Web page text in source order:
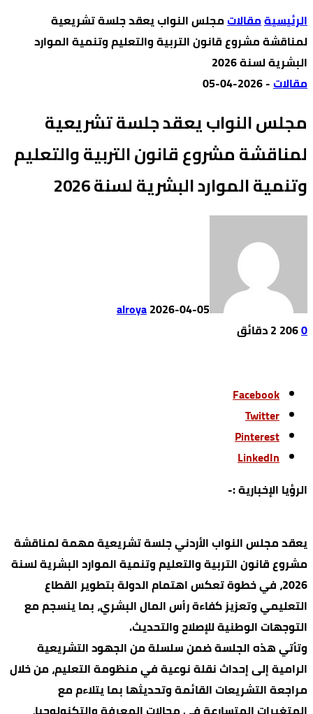
‫الرئيسية‬مقالاتمجلس النواب يعقد جلسة تشريعية
لمناقشة مشروع قانون التربية والتعليم وتنمية الموارد
البشرية لسنة 2026
مقالات-
2026-04-05
مجلس النواب يعقد جلسة تشريعية
لمناقشة مشروع قانون التربية والتعليم
وتنمية الموارد البشرية لسنة 2026
alroya2026-04-05
0
206 2 ‫دقائق‬
Facebook
Twitter
Pinterest
LinkedIn
الرؤيا الإخبارية :-
يعقد مجلس النواب الأردني جلسة تشريعية مهمة لمناقشة
مشروع قانون التربية والتعليم وتنمية الموارد البشرية لسنة
2026، في خطوة تعكس اهتمام الدولة بتطوير القطاع
التعليمي وتعزيز كفاءة رأس المال البشري، بما ينسجم مع
التوجهات الوطنية للإصلاح والتحديث.
وتأتي هذه الجلسة ضمن سلسلة من الجهود التشريعية
الرامية إلى إحداث نقلة نوعية في منظومة التعليم، من خلال
مراجعة التشريعات القائمة وتحديثها بما يتلاءم مع